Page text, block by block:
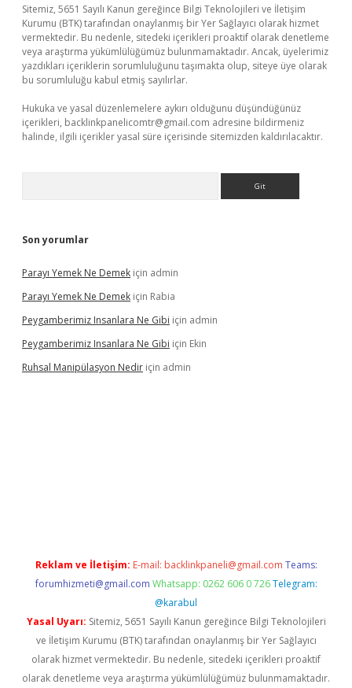
Sitemiz, 5651 Sayılı Kanun gereğince Bilgi Teknolojileri ve İletişim
Kurumu (BTK) tarafından onaylanmış bir Yer Sağlayıcı olarak hizmet
vermektedir. Bu nedenle, sitedeki içerikleri proaktif olarak denetleme
veya araştırma yükümlülüğümüz bulunmamaktadır. Ancak, üyelerimiz
yazdıkları içeriklerin sorumluluğunu taşımakta olup, siteye üye olarak
bu sorumluluğu kabul etmiş sayılırlar.
Hukuka ve yasal düzenlemelere aykırı olduğunu düşündüğünüz
içerikleri, backlinkpanelicomtr@gmail.com adresine bildirmeniz
halinde, ilgili içerikler yasal süre içerisinde sitemizden kaldırılacaktır.
Son yorumlar
Parayı Yemek Ne Demek için admin
Parayı Yemek Ne Demek için Rabia
Peygamberimiz Insanlara Ne Gibi için admin
Peygamberimiz Insanlara Ne Gibi için Ekin
Ruhsal Manipülasyon Nedir için admin
Reklam ve İletişim: E-mail: backlinkpaneli@gmail.com Teams:
forumhizmeti@gmail.com Whatsapp: 0262 606 0 726 Telegram:
@karabul
Yasal Uyarı: Sitemiz, 5651 Sayılı Kanun gereğince Bilgi Teknolojileri
ve İletişim Kurumu (BTK) tarafından onaylanmış bir Yer Sağlayıcı
olarak hizmet vermektedir. Bu nedenle, sitedeki içerikleri proaktif
olarak denetleme veya araştırma yükümlülüğümüz bulunmamaktadır.